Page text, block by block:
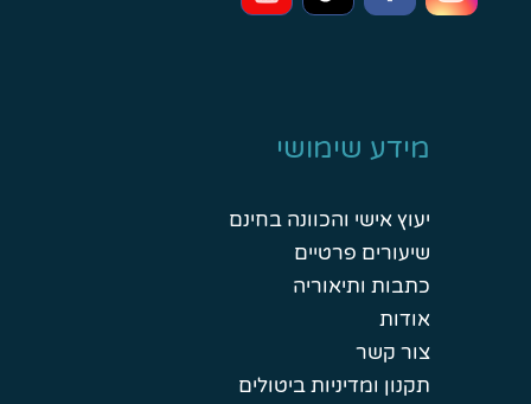
מידע שימושי
יעוץ אישי והכוונה בחינם
שיעורים פרטיים
כתבות ותיאוריה
אודות
צור קשר
תקנון ומדיניות ביטולים